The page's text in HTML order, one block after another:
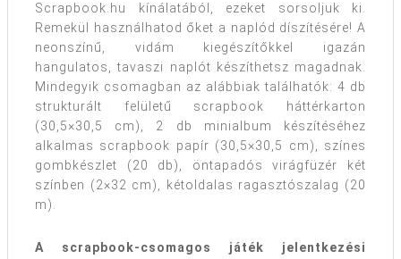
Scrapbook.hu kínálatából, ezeket sorsoljuk ki.
Remekül használhatod őket a naplód díszítésére! A
neonszínű, vidám kiegészítőkkel igazán
hangulatos, tavaszi naplót készíthetsz magadnak.
Mindegyik csomagban az alábbiak találhatók: 4 db
strukturált felületű scrapbook háttérkarton
(30,5×30,5 cm), 2 db minialbum készítéséhez
alkalmas scrapbook papír (30,5×30,5 cm), színes
gombkészlet (20 db), öntapadós virágfüzér két
színben (2×32 cm), kétoldalas ragasztószalag (20
m).
A scrapbook-csomagos játék jelentkezési